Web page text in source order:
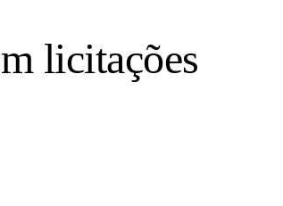
licitações